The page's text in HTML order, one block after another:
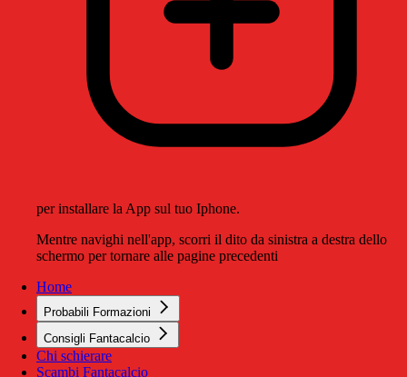
per installare la App sul tuo Iphone.
Mentre navighi nell'app, scorri il dito da sinistra a destra dello
schermo per tornare alle pagine precedenti
Home
Probabili Formazioni
Consigli Fantacalcio
Chi schierare
Scambi Fantacalcio